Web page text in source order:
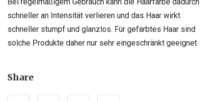
schneller an Intensität verlieren und das Haar wirkt
schneller stumpf und glanzlos. Für gefärbtes Haar sind
solche Produkte daher nur sehr eingeschränkt geeignet.
Share